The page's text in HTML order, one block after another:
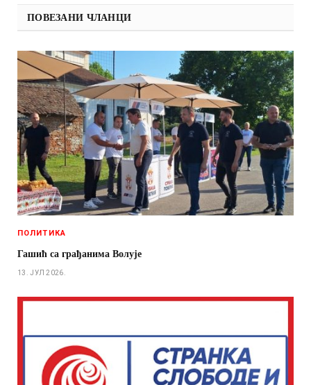
ПОВЕЗАНИ ЧЛАНЦИ
ПОЛИТИКА
Гашић са грађанима Волује
13. ЈУЛ 2026.